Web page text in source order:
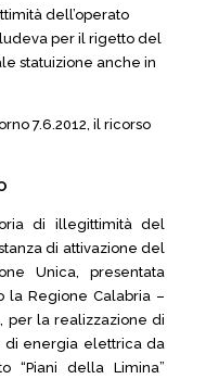
dell’operato
per il rigetto del
statuizione anche in
7.6.2012, il ricorso
di illegittimità del
di attivazione del
Unica, presentata
la Regione Calabria –
per la realizzazione di
di energia elettrica da
“Piani della Limina”